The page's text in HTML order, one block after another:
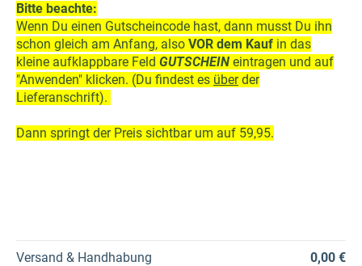
Bitte beachte:
Wenn Du einen Gutscheincode hast, dann musst Du ihn
schon gleich am Anfang, also VOR dem Kauf in das
kleine aufklappbare Feld GUTSCHEIN eintragen und auf
"Anwenden" klicken. (Du findest es überder
Lieferanschrift).
Dann springt der Preis sichtbar um auf 59,95.
Versand & Handhabung 0,00 €